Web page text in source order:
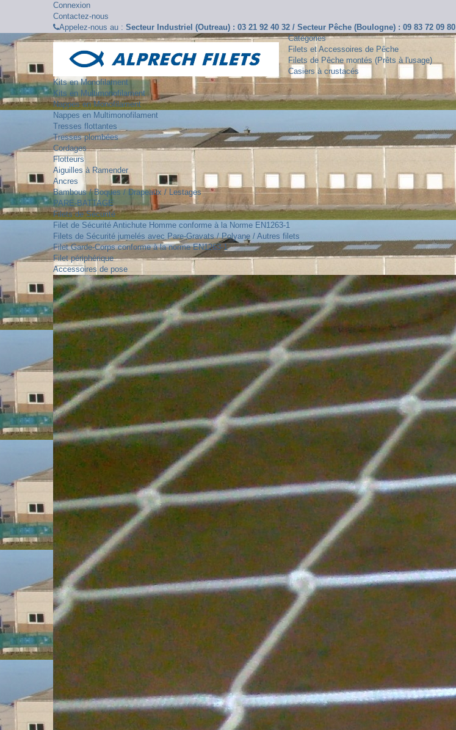
Connexion
Contactez-nous
Appelez-nous au : Secteur Industriel (Outreau) : 03 21 92 40 32 / Secteur Pêche (Boulogne) : 09 83 72 09 80
Catégories
Filets et Accessoires de Pêche
Filets de Pêche montés (Prêts à l'usage)
Casiers à crustacés
Kits en Monofilament
Kits en Multimonofilament
Nappes en Monofilament
Nappes en Multimonofilament
Tresses flottantes
Tresses plombées
Cordages
Flotteurs
Aiguilles à Ramender
Ancres
Bambous / Boques / Drapeaux / Lestages
PARE-BATTAGE
Filets de Sécurité
Filet de Sécurité Antichute Homme conforme à la Norme EN1263-1
Filets de Sécurité jumelés avec Pare-Gravats / Polyane / Autres filets
Filet Garde-Corps conforme à la norme EN1263-1
Filet périphérique
Accessoires de pose